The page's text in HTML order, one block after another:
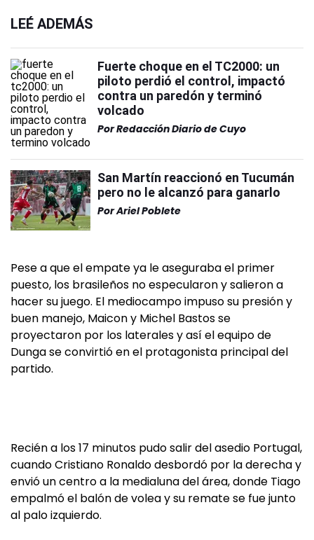
LEÉ ADEMÁS
Fuerte choque en el TC2000: un
piloto perdió el control, impactó
contra un paredón y terminó
volcado
PorRedacción Diario de Cuyo
San Martín reaccionó en Tucumán
pero no le alcanzó para ganarlo
PorAriel Poblete
Pese a que el empate ya le aseguraba el primer
puesto, los brasileños no especularon y salieron a
hacer su juego. El mediocampo impuso su presión y
buen manejo, Maicon y Michel Bastos se
proyectaron por los laterales y así el equipo de
Dunga se convirtió en el protagonista principal del
partido.
Recién a los 17 minutos pudo salir del asedio Portugal,
cuando Cristiano Ronaldo desbordó por la derecha y
envió un centro a la medialuna del área, donde Tiago
empalmó el balón de volea y su remate se fue junto
al palo izquierdo.